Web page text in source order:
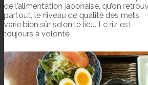
de l’alimentation japonaise, qu’on
partout, le niveau de qualité des mets
varie bien sûr selon le lieu. Le riz est
toujours à volonté.